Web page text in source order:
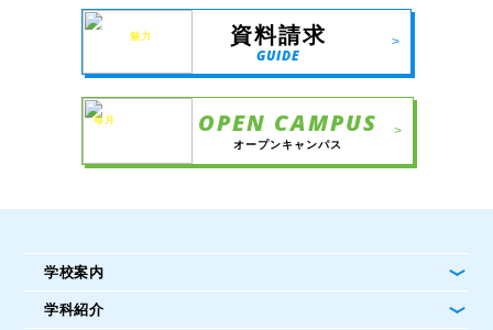
第一自動車
魅力 資料請求
GUIDE
>
毎月 OPEN CAMPUS
オープンキャンパス
>
学校案内
学科紹介